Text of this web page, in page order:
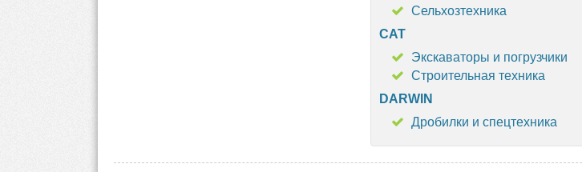
Сельхозтехника
CAT
Экскаваторы и погрузчики
Строительная техника
DARWIN
Дробилки и спецтехника